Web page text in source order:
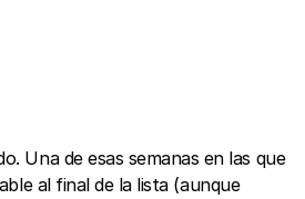
Una de esas semanas en las que
al final de la lista (aunque